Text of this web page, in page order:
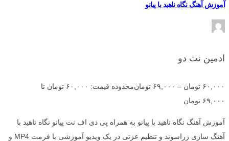
آموزش آهنگ نگاه ناهید با پیانو
ادمین نت دو
۶۰,۰۰۰ تومان – ۶۹,۰۰۰ تومان
محدوده قیمت: ۶۰,۰۰۰ تومان تا
۶۹,۰۰۰ تومان
آموزش آهنگ نگاه ناهید با پیانو به همراه پی دی اف نت پیانو نگاه ناهید با
آهنگ سازی زراسوند و تنظیم عزتی در یک ویدیو آموزشی با فرمت MP4 و